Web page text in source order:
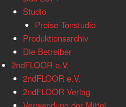
Studio
Preise Tonstudio
Produktionsarchiv
Die Betreiber
2ndFLOOR e.V.
2ndFLOOR e.V.
2ndFLOOR Verlag